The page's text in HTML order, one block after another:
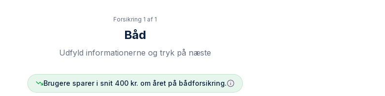
Forsikring 1 af 1
Båd
Udfyld informationerne og tryk på næste
Brugere sparer i snit 400 kr. om året på bådforsikring.